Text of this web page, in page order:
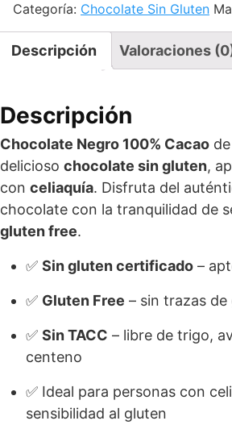
Categoría: Chocolate Sin Gluten
Descripción Valoraciones
Descripción
Chocolate Negro 100% Cacao de
delicioso chocolate sin gluten,
con celiaquía. Disfruta del
chocolate con la tranquilidad de
gluten free.
✅ Sin gluten certificado –
✅ Gluten Free – sin trazas de
✅ Sin TACC – libre de trigo,
centeno
✅ Ideal para personas con
sensibilidad al gluten